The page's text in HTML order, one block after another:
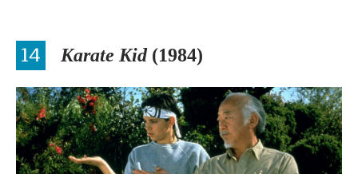
14 Karate Kid(1984)